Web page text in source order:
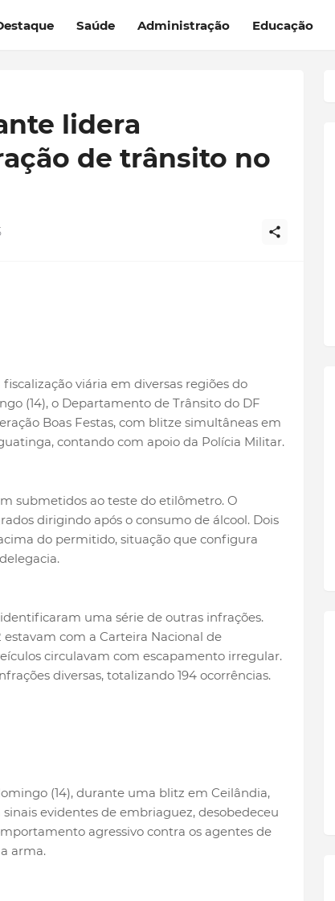
Saúde Administração Educação
lidera
de trânsito no
viária em diversas regiões do
(14), o Departamento de Trânsito do DF
Boas Festas, com blitze simultâneas em
contando com apoio da Polícia Militar.
submetidos ao teste do etilômetro. O
dirigindo após o consumo de álcool. Dois
do permitido, situação que configura
uma série de outras infrações.
com a Carteira Nacional de
circulavam com escapamento irregular.
diversas, totalizando 194 ocorrências.
(14), durante uma blitz em Ceilândia,
evidentes de embriaguez, desobedeceu
agressivo contra os agentes de
arma.